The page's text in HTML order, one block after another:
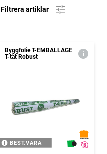
Filtrera artiklar
Byggfolie T-EMBALLAGE
T-tät Robust
BEST.VARA